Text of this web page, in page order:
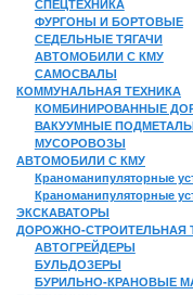
ФУРГОНЫ И БОРТОВЫЕ
СЕДЕЛЬНЫЕ ТЯГАЧИ
АВТОМОБИЛИ С КМУ
САМОСВАЛЫ
КОММУНАЛЬНАЯ ТЕХНИКА
КОМБИНИРОВАННЫЕ
ВАКУУМНЫЕ
МУСОРОВОЗЫ
АВТОМОБИЛИ С КМУ
Краноманипуляторные
Краноманипуляторные
ЭКСКАВАТОРЫ
ДОРОЖНО-СТРОИТЕЛЬНАЯ
АВТОГРЕЙДЕРЫ
БУЛЬДОЗЕРЫ
БУРИЛЬНО-КРАНОВЫЕ